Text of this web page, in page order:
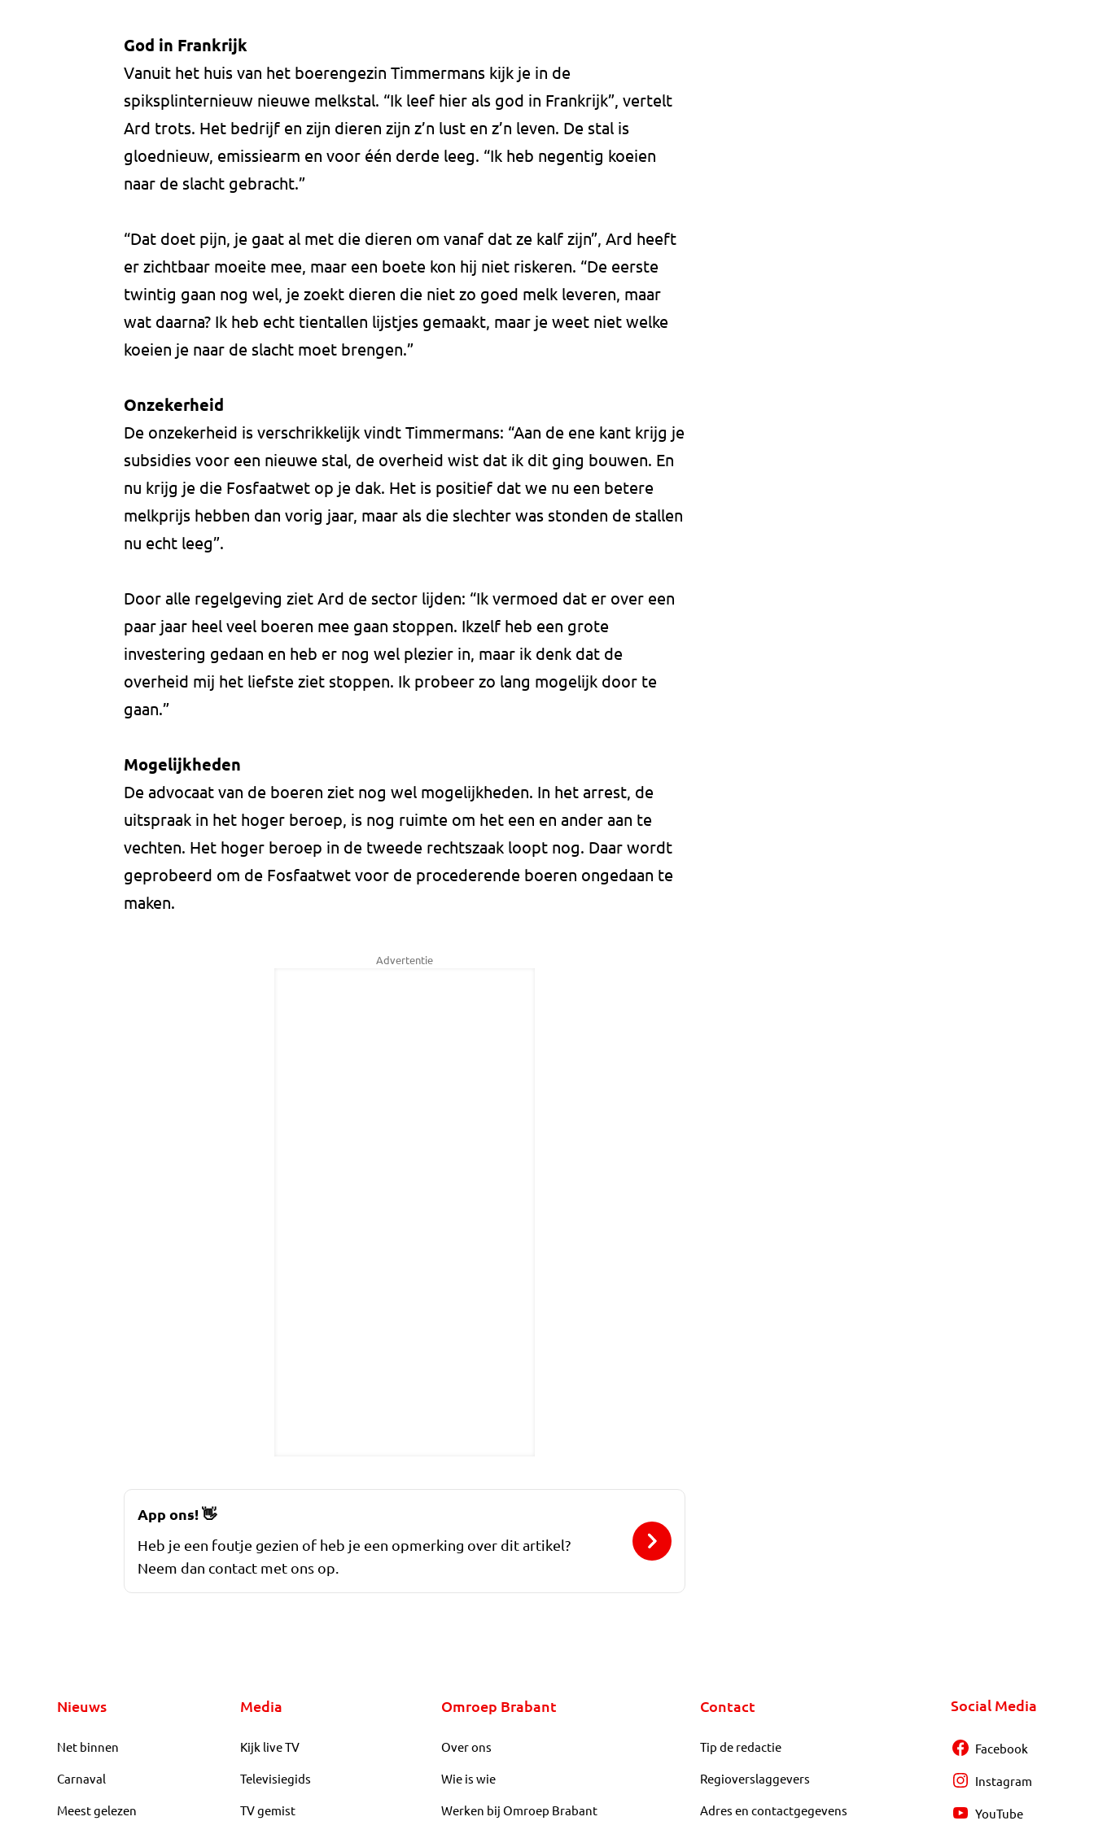
God in Frankrijk
Vanuit het huis van het boerengezin Timmermans kijk je in de
spiksplinternieuw nieuwe melkstal. “Ik leef hier als god in Frankrijk”, vertelt
Ard trots. Het bedrijf en zijn dieren zijn z’n lust en z’n leven. De stal is
gloednieuw, emissiearm en voor één derde leeg. “Ik heb negentig koeien
naar de slacht gebracht.”
“Dat doet pijn, je gaat al met die dieren om vanaf dat ze kalf zijn”, Ard heeft
er zichtbaar moeite mee, maar een boete kon hij niet riskeren. “De eerste
twintig gaan nog wel, je zoekt dieren die niet zo goed melk leveren, maar
wat daarna? Ik heb echt tientallen lijstjes gemaakt, maar je weet niet welke
koeien je naar de slacht moet brengen.”
Onzekerheid
De onzekerheid is verschrikkelijk vindt Timmermans: “Aan de ene kant krijg je
subsidies voor een nieuwe stal, de overheid wist dat ik dit ging bouwen. En
nu krijg je die Fosfaatwet op je dak. Het is positief dat we nu een betere
melkprijs hebben dan vorig jaar, maar als die slechter was stonden de stallen
nu echt leeg”.
Door alle regelgeving ziet Ard de sector lijden: “Ik vermoed dat er over een
paar jaar heel veel boeren mee gaan stoppen. Ikzelf heb een grote
investering gedaan en heb er nog wel plezier in, maar ik denk dat de
overheid mij het liefste ziet stoppen. Ik probeer zo lang mogelijk door te
gaan.”
Mogelijkheden
De advocaat van de boeren ziet nog wel mogelijkheden. In het arrest, de
uitspraak in het hoger beroep, is nog ruimte om het een en ander aan te
vechten. Het hoger beroep in de tweede rechtszaak loopt nog. Daar wordt
geprobeerd om de Fosfaatwet voor de procederende boeren ongedaan te
maken.
Advertentie
App ons!👋
Heb je een foutje gezien of heb je een opmerking over dit artikel?
Neem dan contact met ons op.
Nieuws
Net binnen
Carnaval
Meest gelezen
Media
Kijk live TV
Televisiegids
TV gemist
Omroep Brabant
Over ons
Wie is wie
Werken bij Omroep Brabant
Contact
Tip de redactie
Regioverslaggevers
Adres en contactgegevens
Social Media
Facebook
Instagram
YouTube